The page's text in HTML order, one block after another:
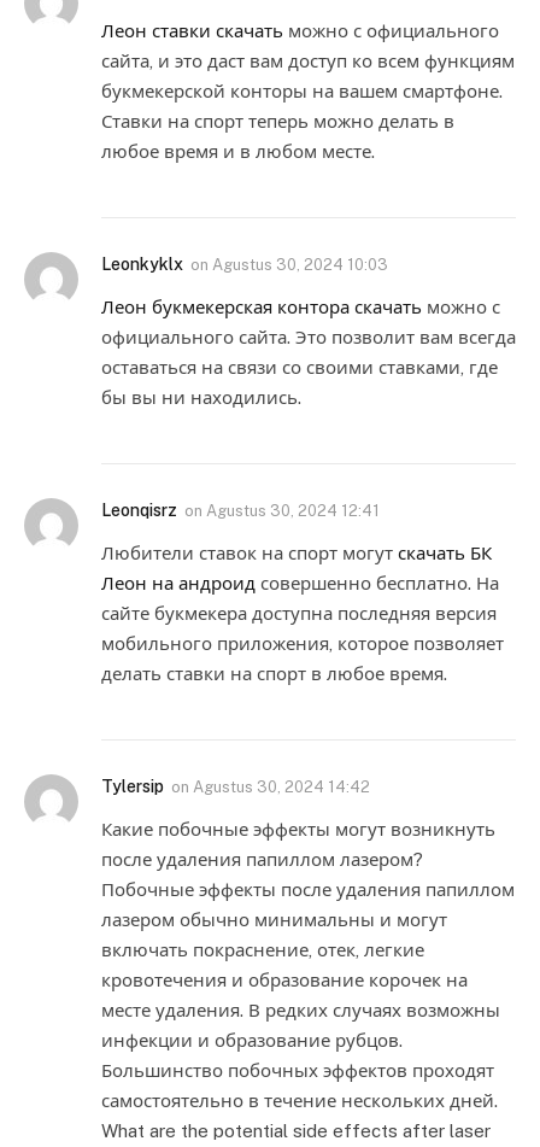
Леон ставки скачать можно с официального
сайта, и это даст вам доступ ко всем функциям
букмекерской конторы на вашем смартфоне.
Ставки на спорт теперь можно делать в
любое время и в любом месте.
Leonkyklx on Agustus 30, 2024 10:03
Леон букмекерская контора скачать можно с
официального сайта. Это позволит вам всегда
оставаться на связи со своими ставками, где
бы вы ни находились.
Leonqisrz on Agustus 30, 2024 12:41
Любители ставок на спорт могут скачать БК
Леон на андроид совершенно бесплатно. На
сайте букмекера доступна последняя версия
мобильного приложения, которое позволяет
делать ставки на спорт в любое время.
Tylersip on Agustus 30, 2024 14:42
Какие побочные эффекты могут возникнуть
после удаления папиллом лазером?
Побочные эффекты после удаления папиллом
лазером обычно минимальны и могут
включать покраснение, отек, легкие
кровотечения и образование корочек на
месте удаления. В редких случаях возможны
инфекции и образование рубцов.
Большинство побочных эффектов проходят
самостоятельно в течение нескольких дней.
What are the potential side effects after laser